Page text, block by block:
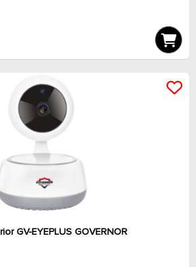
GV-EYEPLUS GOVERNOR